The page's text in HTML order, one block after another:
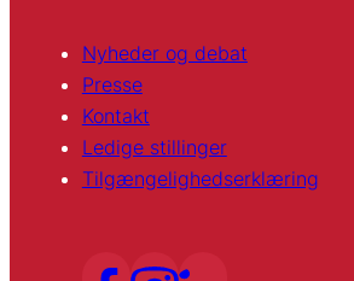
Nyheder og debat
Presse
Kontakt
Ledige stillinger
Tilgængelighedserklæring